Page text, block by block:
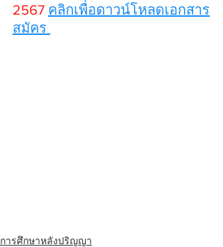
2567 คลิกเพื่อดาวน์โหลดเอกสาร
สมัคร
การศึกษาหลังปริญญา